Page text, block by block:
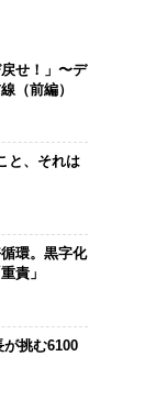
せ！」〜デ
（前編）
と、それは
環。黒字化
責」
挑む6100